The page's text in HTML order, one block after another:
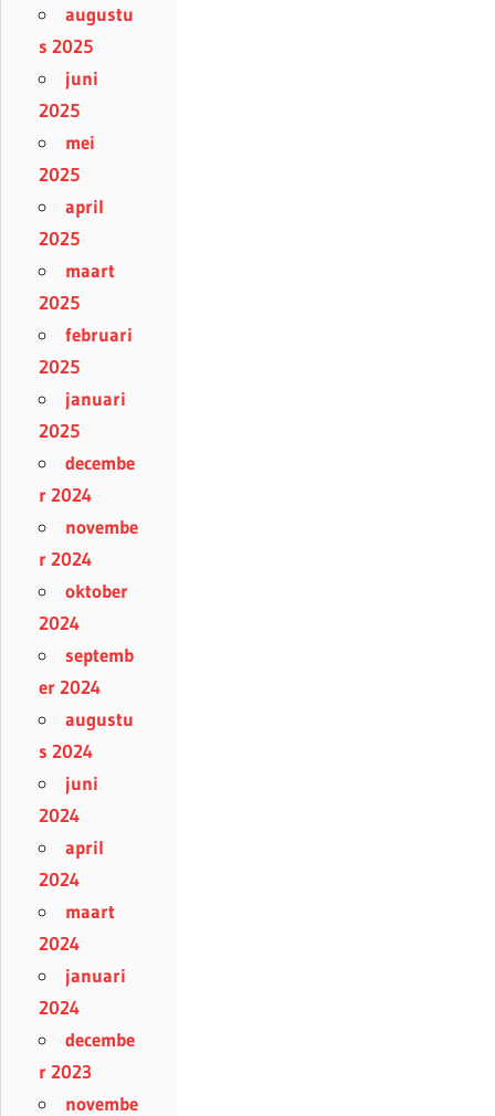
augustu
s 2025
juni
2025
mei
2025
april
2025
maart
2025
februari
2025
januari
2025
decembe
r 2024
novembe
r 2024
oktober
2024
septemb
er 2024
augustu
s 2024
juni
2024
april
2024
maart
2024
januari
2024
decembe
r 2023
novembe